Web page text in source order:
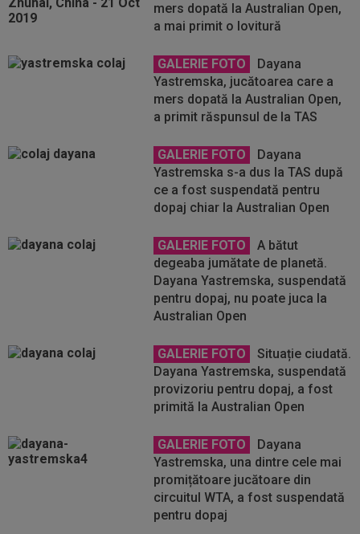
mers dopată la Australian Open,
a mai primit o lovitură
GALERIE FOTO
Dayana
Yastremska, jucătoarea care a
mers dopată la Australian Open,
a primit răspunsul de la TAS
GALERIE FOTO
Dayana
Yastremska s-a dus la TAS după
ce a fost suspendată pentru
dopaj chiar la Australian Open
GALERIE FOTO
A bătut
degeaba jumătate de planetă.
Dayana Yastremska, suspendată
pentru dopaj, nu poate juca la
Australian Open
GALERIE FOTO
Situație ciudată.
Dayana Yastremska, suspendată
provizoriu pentru dopaj, a fost
primită la Australian Open
GALERIE FOTO
Dayana
Yastremska, una dintre cele mai
promițătoare jucătoare din
circuitul WTA, a fost suspendată
pentru dopaj